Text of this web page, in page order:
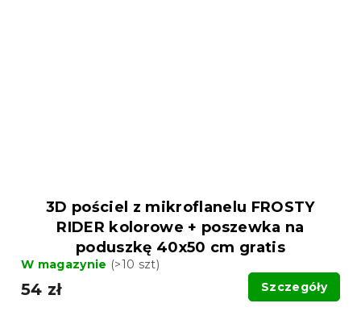
3D pościel z mikroflanelu FROSTY
RIDER kolorowe + poszewka na
poduszkę 40x50 cm gratis
W magazynie (>10 szt)
54 zł Szczegóły